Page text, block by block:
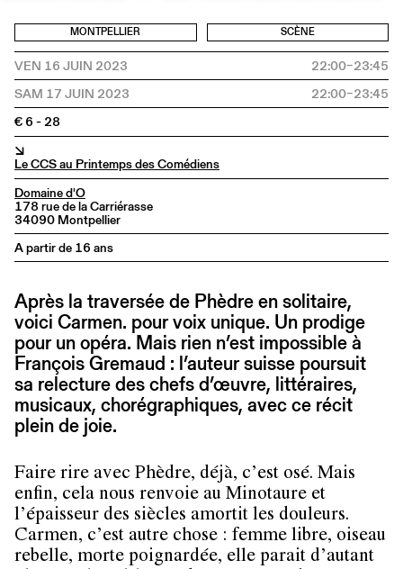
MONTPELLIER SCÈNE
VEN 16 JUIN 2023
22:00–23:45
SAM 17 JUIN 2023
22:00–23:45
€ 6 - 28
↘
Le CCS au Printemps des Comédiens
Domaine d'O
178 rue de la Carriérasse
34090 Montpellier
A partir de 16 ans
Après la traversée de Phèdre en solitaire,
voici Carmen. pour voix unique. Un prodige
pour un opéra. Mais rien n’est impossible à
François Gremaud : l’auteur suisse poursuit
sa relecture des chefs d’œuvre, littéraires,
musicaux, chorégraphiques, avec ce récit
plein de joie.
Faire rire avec Phèdre, déjà, c’est osé. Mais
enfin, cela nous renvoie au Minotaure et
l’épaisseur des siècles amortit les douleurs.
Carmen, c’est autre chose : femme libre, oiseau
rebelle, morte poignardée, elle parait d’autant